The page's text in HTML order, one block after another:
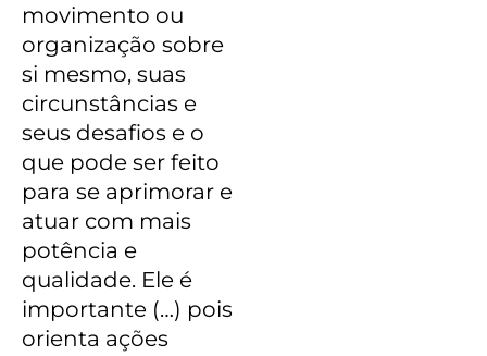
movimento ou
organização sobre
si mesmo, suas
circunstâncias e
seus desafios e o
que pode ser feito
para se aprimorar e
atuar com mais
potência e
qualidade. Ele é
importante (…) pois
orienta ações